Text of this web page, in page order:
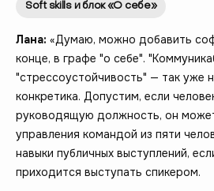
Soft skills и блок «О себе»
Лана: «Думаю, можно добавить
конце, в графе "о себе".
"стрессоустойчивость" — так уже
конкретика. Допустим, если
руководящую должность, он
управления командой из пяти
навыки публичных выступлений,
приходится выступать спикером.